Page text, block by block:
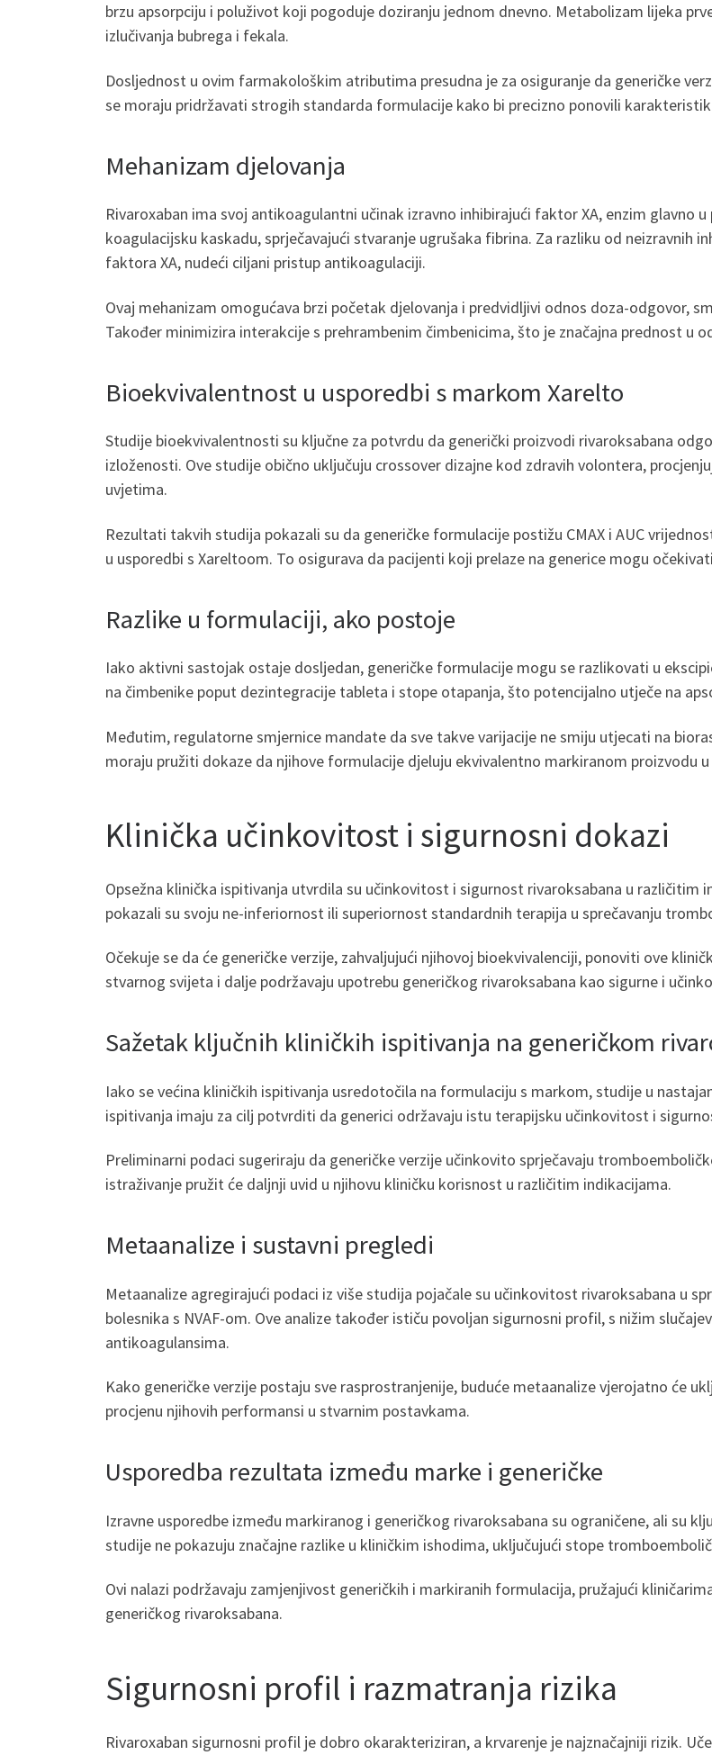
brzu apsorpciju i poluživot koji pogoduje doziranju jednom dnevno. Metabolizam lijeka
izlučivanja bubrega i fekala.
Dosljednost u ovim farmakološkim atributima presudna je za osiguranje da generičke
se moraju pridržavati strogih standarda formulacije kako bi precizno ponovili
Mehanizam djelovanja
Rivaroxaban ima svoj antikoagulantni učinak izravno inhibirajući faktor XA, enzim glavno
koagulacijsku kaskadu, sprječavajući stvaranje ugrušaka fibrina. Za razliku od neizravnih
faktora XA, nudeći ciljani pristup antikoagulaciji.
Ovaj mehanizam omogućava brzi početak djelovanja i predvidljivi odnos doza-odgovor,
Također minimizira interakcije s prehrambenim čimbenicima, što je značajna prednost u
Bioekvivalentnost u usporedbi s markom Xarelto
Studije bioekvivalentnosti su ključne za potvrdu da generički proizvodi rivaroksabana
izloženosti. Ove studije obično uključuju crossover dizajne kod zdravih volontera,
uvjetima.
Rezultati takvih studija pokazali su da generičke formulacije postižu CMAX i AUC
u usporedbi s Xareltoom. To osigurava da pacijenti koji prelaze na generice mogu
Razlike u formulaciji, ako postoje
Iako aktivni sastojak ostaje dosljedan, generičke formulacije mogu se razlikovati u
na čimbenike poput dezintegracije tableta i stope otapanja, što potencijalno utječe na
Međutim, regulatorne smjernice mandate da sve takve varijacije ne smiju utjecati na
moraju pružiti dokaze da njihove formulacije djeluju ekvivalentno markiranom proizvodu
Klinička učinkovitost i sigurnosni dokazi
Opsežna klinička ispitivanja utvrdila su učinkovitost i sigurnost rivaroksabana u
pokazali su svoju ne-inferiornost ili superiornost standardnih terapija u sprečavanju
Očekuje se da će generičke verzije, zahvaljujući njihovoj bioekvivalenciji, ponoviti ove
stvarnog svijeta i dalje podržavaju upotrebu generičkog rivaroksabana kao sigurne i
Sažetak ključnih kliničkih ispitivanja na generičkom
Iako se većina kliničkih ispitivanja usredotočila na formulaciju s markom, studije u
ispitivanja imaju za cilj potvrditi da generici održavaju istu terapijsku učinkovitost i
Preliminarni podaci sugeriraju da generičke verzije učinkovito sprječavaju
istraživanje pružit će daljnji uvid u njihovu kliničku korisnost u različitim indikacijama.
Metaanalize i sustavni pregledi
Metaanalize agregirajući podaci iz više studija pojačale su učinkovitost rivaroksabana u
bolesnika s NVAF-om. Ove analize također ističu povoljan sigurnosni profil, s nižim
antikoagulansima.
Kako generičke verzije postaju sve rasprostranjenije, buduće metaanalize vjerojatno će
procjenu njihovih performansi u stvarnim postavkama.
Usporedba rezultata između marke i generičke
Izravne usporedbe između markiranog i generičkog rivaroksabana su ograničene, ali su
studije ne pokazuju značajne razlike u kliničkim ishodima, uključujući stope
Ovi nalazi podržavaju zamjenjivost generičkih i markiranih formulacija, pružajući
generičkog rivaroksabana.
Sigurnosni profil i razmatranja rizika
Rivaroxaban sigurnosni profil je dobro okarakteriziran, a krvarenje je najznačajniji rizik.